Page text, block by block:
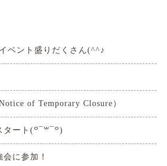
ベント盛りだくさん(^^♪
of Temporary Closure）
ート(꒪¯꒳​¯꒪)
に参加！